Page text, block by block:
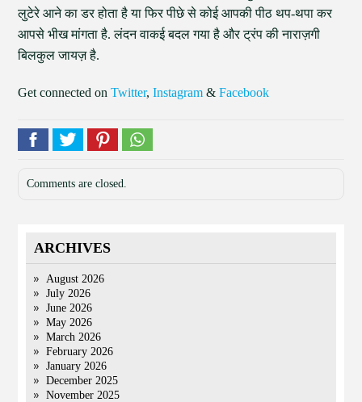
लुटेरे आने का डर होता है या फिर पीछे से कोई आपकी पीठ थप-थपा कर
आपसे भीख मांगता है. लंदन वाकई बदल गया है और ट्रंप की नाराज़गी
बिलकुल जायज़ है.
Get connected onTwitter,Instagram &Facebook
Comments are closed.
ARCHIVES
August 2026
July 2026
June 2026
May 2026
March 2026
February 2026
January 2026
December 2025
November 2025